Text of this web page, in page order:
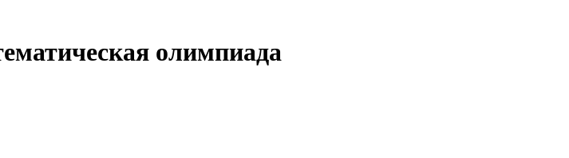
олимпиада